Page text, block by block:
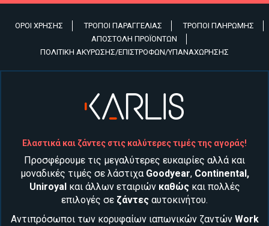
ΌΡΟΙ ΧΡΉΣΗΣ ΤΡΌΠΟΙ ΠΑΡΑΓΓΕΛΊΑΣ
ΤΡΌΠΟΙ ΠΛΗΡΩΜΉΣ
ΑΠΟΣΤΟΛΉ ΠΡΟΪΌΝΤΩΝ
ΠΟΛΙΤΙΚΉ ΑΚΎΡΩΣΗΣ/ΕΠΙΣΤΡΟΦΏΝ/ΥΠΑΝΑΧΏΡΗΣΗΣ
Ελαστικά και ζάντες στις καλύτερες τιμές της αγοράς!
Προσφέρουμε τις μεγαλύτερες ευκαιρίες αλλά και
μοναδικές τιμές σε λάστιχα Goodyear, Continental,
Uniroyal και άλλων εταιριώνκαθώς και πολλές
επιλογές σε ζάντες αυτοκινήτου.
Αντιπρόσωποι των κορυφαίων ιαπωνικών ζαντών Work